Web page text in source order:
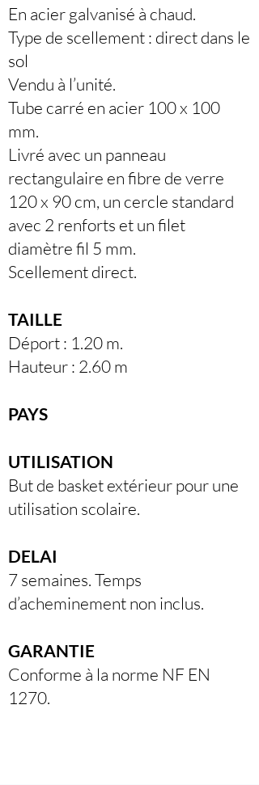
En acier galvanisé à chaud.
Type de scellement : direct dans le
sol
Vendu à l’unité.
Tube carré en acier 100 x 100
mm.
Livré avec un panneau
rectangulaire en fibre de verre
120 x 90 cm, un cercle standard
avec 2 renforts et un filet
diamètre fil 5 mm.
Scellement direct.
TAILLE
Déport : 1.20 m.
Hauteur : 2.60 m
PAYS
UTILISATION
But de basket extérieur pour une
utilisation scolaire.
DELAI
7 semaines. Temps
d’acheminement non inclus.
GARANTIE
Conforme à la norme NF EN
1270.